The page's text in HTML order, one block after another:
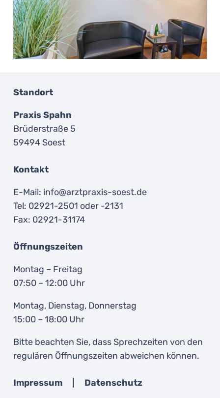
Standort
Praxis Spahn
Brüderstraße 5
59494 Soest
Kontakt
E-Mail: info@arztpraxis-soest.de
Tel: 02921-2501 oder -2131
Fax: 02921-31174
Öffnungszeiten
Montag – Freitag
07:50 – 12:00 Uhr
Montag, Dienstag, Donnerstag
15:00 – 18:00 Uhr
Bitte beachten Sie, dass Sprechzeiten von den
regulären Öffnungszeiten abweichen können.
Impressum Datenschutz